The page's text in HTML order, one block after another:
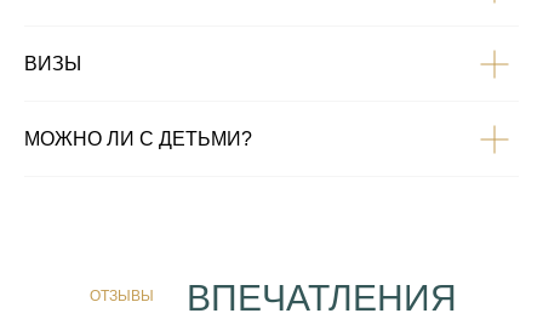
ВИЗЫ
МОЖНО ЛИ С ДЕТЬМИ?
ВПЕЧАТЛЕНИЯ
ОТЗЫВЫ